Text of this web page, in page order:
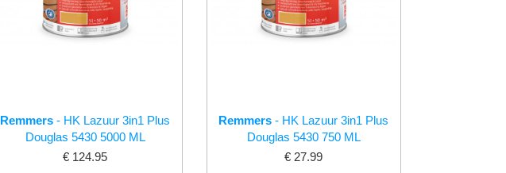
Remmers - HK Lazuur 3in1 Plus
Douglas 5430 5000 ML
€ 124.95
Remmers - HK Lazuur 3in1 Plus
Douglas 5430 750 ML
€ 27.99